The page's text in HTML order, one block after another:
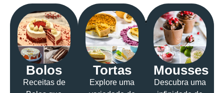
Bolos
Receitas de
Tortas
Explore uma
Mousses
Descubra uma